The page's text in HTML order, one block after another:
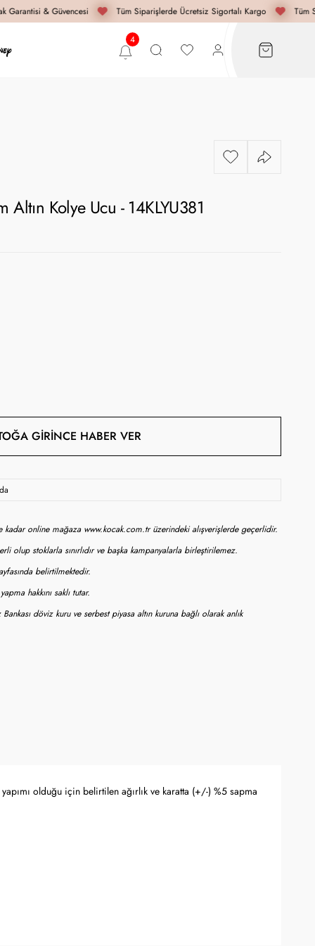
Garantisi & Güvencesi Tüm Siparişlerde Ücretsiz Sigortalı Kargo Tüm
Altın Kolye Ucu - 14KLYU381
GIRINCE HABER VER
online mağaza www.kocak.com.tr üzerindeki alışverişlerde geçerlidir.
olup stoklarla sınırlıdır ve başka kampanyalarla birleştirilemez.
belirtilmektedir.
hakkını saklı tutar.
döviz kuru ve serbest piyasa altın kuruna bağlı olarak anlık
olduğu için belirtilen ağırlık ve karatta (+/-) %5 sapma